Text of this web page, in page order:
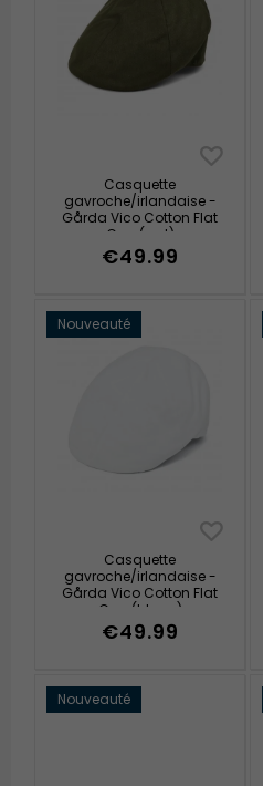
Casquette
gavroche/irlandaise -
Gårda Vico Cotton Flat
Cap (vert)
€49.99
Nouveauté
Casquette
gavroche/irlandaise -
Gårda Vico Cotton Flat
Cap (blanc)
€49.99
Nouveauté